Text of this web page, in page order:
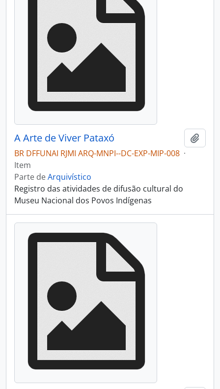
A Arte de Viver Pataxó
BR DFFUNAI RJMI ARQ-MNPI--DC-EXP-MIP-008 ·
Item
Parte deArquivístico
Registro das atividades de difusão cultural do
Museu Nacional dos Povos Indígenas